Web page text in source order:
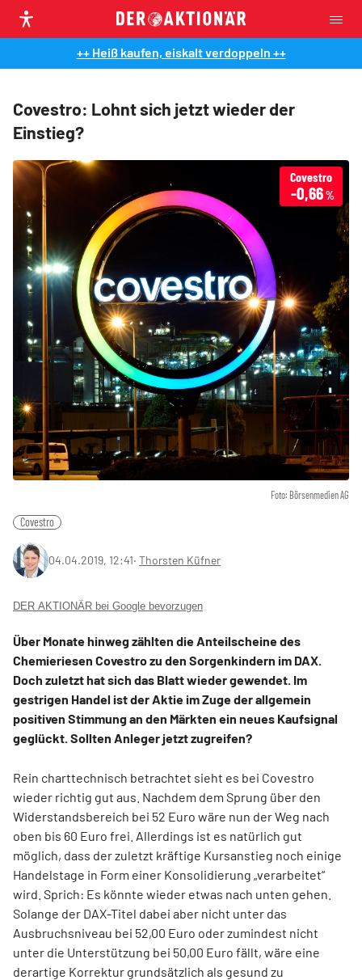
++ Heiß kaufen, eiskalt verdoppeln ++
Covestro: Lohnt sich jetzt wieder der
Einstieg?
Foto: Börsenmedien AG
Covestro
-0,66%
Covestro
04.04.2019, 12:41‧ Thorsten Küfner
DER AKTIONÄR bei Google bevorzugen
Über Monate hinweg zählten die Anteilscheine des
Chemieriesen Covestro zu den Sorgenkindern im DAX.
Doch zuletzt hat sich das Blatt wieder gewendet. Im
gestrigen Handel ist der Aktie im Zuge der allgemein
positiven Stimmung an den Märkten ein neues Kaufsignal
geglückt. Sollten Anleger jetzt zugreifen?
Rein charttechnisch betrachtet sieht es bei Covestro
wieder richtig gut aus. Nachdem dem Sprung über den
Widerstandsbereich bei 52 Euro wäre nun der Weg nach
oben bis 60 Euro frei. Allerdings ist es natürlich gut
möglich, dass der zuletzt kräftige Kursanstieg noch einige
Handelstage in Form einer Konsolidierung „verarbeitet“
wird. Sprich: Es könnte wieder etwas nach unten gehen.
Solange der DAX-Titel dabei aber nicht unter das
Ausbruchsniveau bei 52,00 Euro oder zumindest nicht
unter die Unterstützung bei 50,00 Euro fällt, wäre eine
derartige Korrektur grundsätzlich als gesund zu